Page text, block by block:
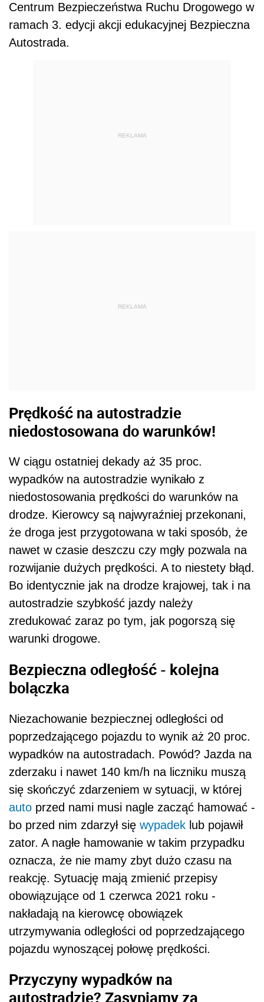
Centrum Bezpieczeństwa Ruchu Drogowego w
ramach 3. edycji akcji edukacyjnej Bezpieczna
Autostrada.
REKLAMA
REKLAMA
Prędkość na autostradzie
niedostosowana do warunków!
W ciągu ostatniej dekady aż 35 proc.
wypadków na autostradzie wynikało z
niedostosowania prędkości do warunków na
drodze. Kierowcy są najwyraźniej przekonani,
że droga jest przygotowana w taki sposób, że
nawet w czasie deszczu czy mgły pozwala na
rozwijanie dużych prędkości. A to niestety błąd.
Bo identycznie jak na drodze krajowej, tak i na
autostradzie szybkość jazdy należy
zredukować zaraz po tym, jak pogorszą się
warunki drogowe.
Bezpieczna odległość - kolejna
bolączka
Niezachowanie bezpiecznej odległości od
poprzedzającego pojazdu to wynik aż 20 proc.
wypadków na autostradach. Powód? Jazda na
zderzaku i nawet 140 km/h na liczniku muszą
się skończyć zdarzeniem w sytuacji, w której
auto przed nami musi nagle zacząć hamować -
bo przed nim zdarzył się wypadek lub pojawił
zator. A nagłe hamowanie w takim przypadku
oznacza, że nie mamy zbyt dużo czasu na
reakcję. Sytuację mają zmienić przepisy
obowiązujące od 1 czerwca 2021 roku -
nakładają na kierowcę obowiązek
utrzymywania odległości od poprzedzającego
pojazdu wynoszącej połowę prędkości.
Przyczyny wypadków na
autostradzie? Zasypiamy za